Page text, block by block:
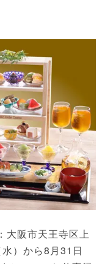
大阪市天王寺区上
）から8月31日